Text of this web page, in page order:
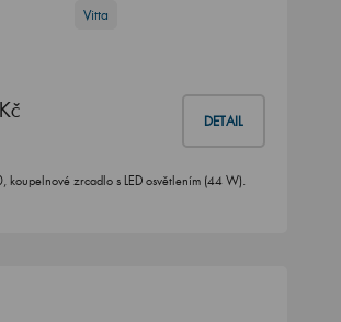
Vitta
DETAIL
koupelnové zrcadlo s LED osvětlením (44 W).